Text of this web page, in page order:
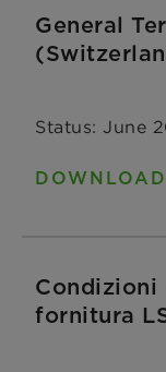
General
Status: June
DOWNLOAD
Condizioni
fornitura